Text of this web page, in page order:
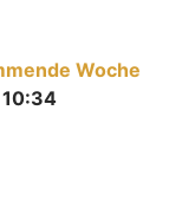
Woche
10:34